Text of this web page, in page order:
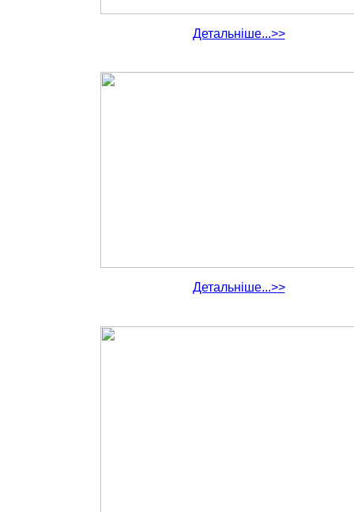
Детальніше...>>
Детальніше...>>